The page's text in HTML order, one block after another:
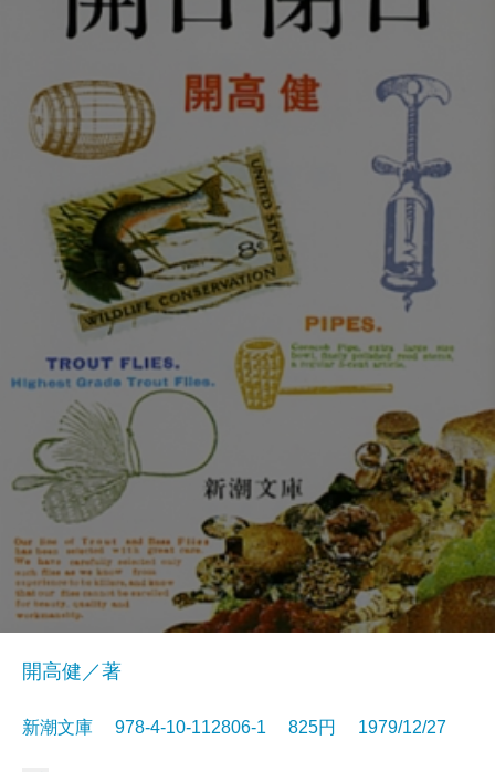
開高健／著
新潮文庫 978-4-10-112806-1 825円 1979/12/27